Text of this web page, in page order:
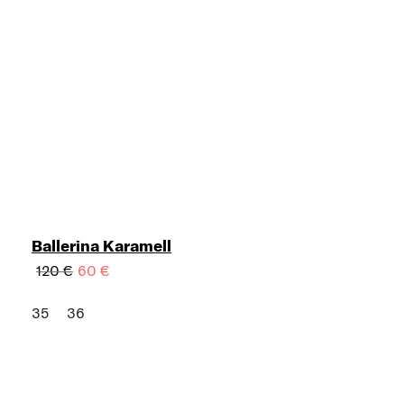
Ballerina Karamell
120 € 60 €
35 36